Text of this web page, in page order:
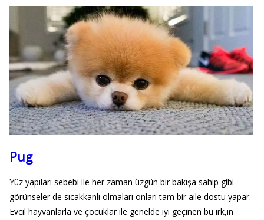
Pug
Yüz yapıları sebebi ile her zaman üzgün bir bakışa sahip gibi
görünseler de sıcakkanlı olmaları onları tam bir aile dostu yapar.
Evcil hayvanlarla ve çocuklar ile genelde iyi geçinen bu ırk,ın